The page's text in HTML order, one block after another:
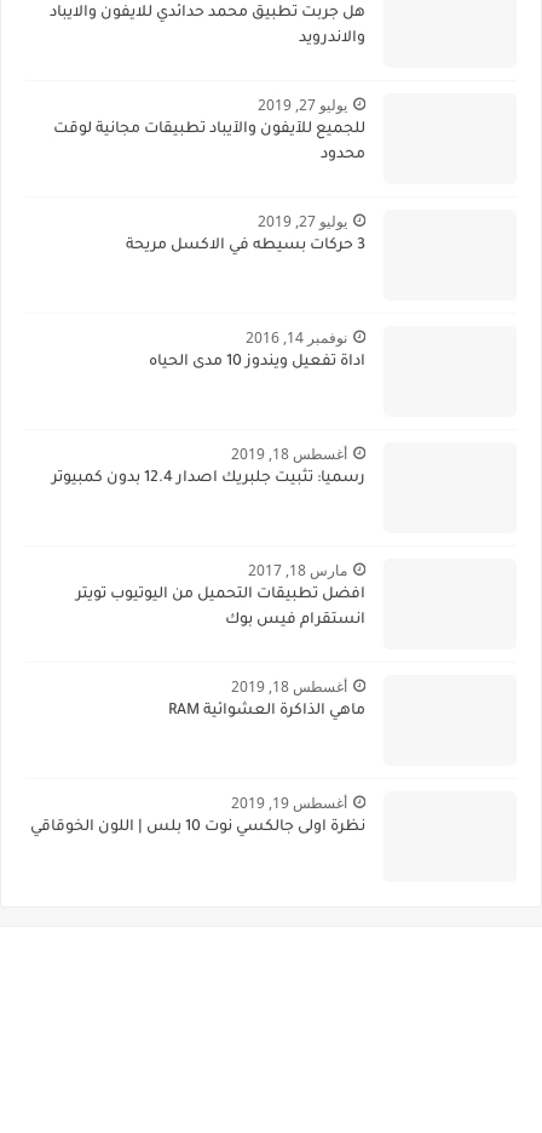
هل جربت تطبيق محمد حدائدي للايفون والايباد
والاندرويد
يوليو 27, 2019
للجميع للآيفون والآيباد تطبيقات مجانية لوقت
محدود
يوليو 27, 2019
3 حركات بسيطه في الاكسل مريحة
نوفمبر 14, 2016
اداة تفعيل ويندوز 10 مدى الحياه
أغسطس 18, 2019
رسميا: تثبيت جلبريك اصدار 12.4 بدون كمبيوتر
مارس 18, 2017
افضل تطبيقات التحميل من اليوتيوب تويتر
انستقرام فيس بوك
أغسطس 18, 2019
ماهي الذاكرة العشوائية RAM
أغسطس 19, 2019
نظرة اولى جالكسي نوت 10 بلس | اللون الخوقاقي